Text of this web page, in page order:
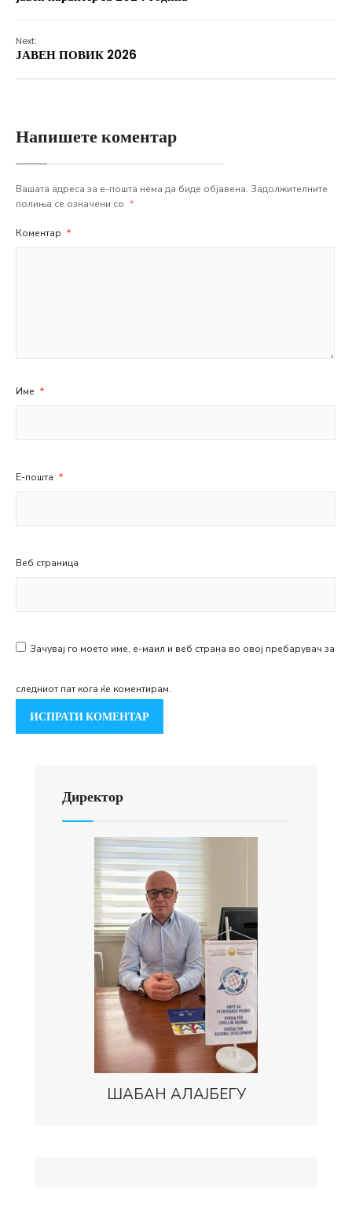
Next:
ЈАВЕН ПОВИК 2026
Напишете коментар
Вашата адреса за е-пошта нема да биде објавена. Задолжителните
полиња се означени со *
Коментар *
Име *
Е-пошта *
Веб страница
Зачувај го моето име, е-маил и веб страна во овој пребарувач за
следниот пат кога ќе коментирам.
Директор
ШАБАН АЛАЈБЕГУ